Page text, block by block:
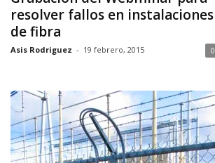
resolver fallos en instalaciones
de fibra
Asis Rodriguez - 19 febrero, 2015 0